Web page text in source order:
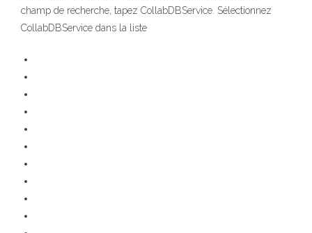
champ de recherche, tapez CollabDBService. Sélectionnez
CollabDBService dans la liste